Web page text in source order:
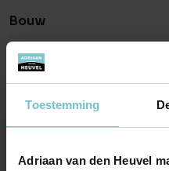
Toestemming
Adriaan van den Heuvel
Luchenweide maakt deel uit
Geldrop-Mierlo ten
Luchen ligt prachtig tussen
twee aantrekkelijke
ijsvogelvlinderfietsroute en
daarnaast de Brede school.
Bouw
Object type
Type